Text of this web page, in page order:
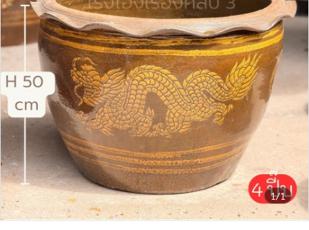
1/1